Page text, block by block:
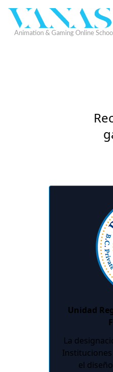
Unidad
La
Instituciones
el